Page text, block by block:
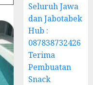
Seluruh Jawa
dan Jabotabek
Hub :
087838732426
Terima
Pembuatan
Snack